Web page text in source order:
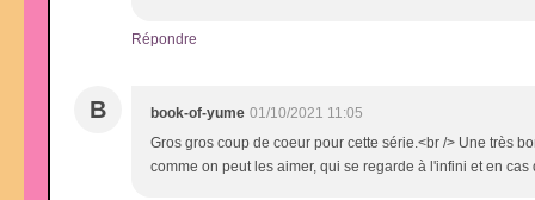
Répondre
B book-of-yume 01/10/2021 11:05
Gros gros coup de coeur pour cette série.<br /> Une très
comme on peut les aimer, qui se regarde à l'infini et en